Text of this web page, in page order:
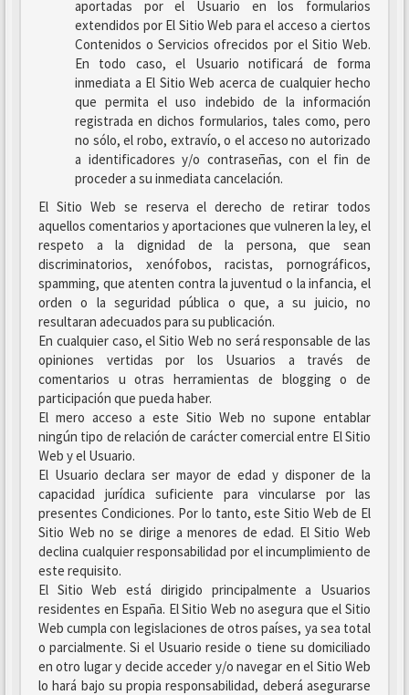
aportadas por el Usuario en los formularios
extendidos por El Sitio Web para el acceso a ciertos
Contenidos o Servicios ofrecidos por el Sitio Web.
En todo caso, el Usuario notificará de forma
inmediata a El Sitio Web acerca de cualquier hecho
que permita el uso indebido de la información
registrada en dichos formularios, tales como, pero
no sólo, el robo, extravío, o el acceso no autorizado
a identificadores y/o contraseñas, con el fin de
proceder a su inmediata cancelación.
El Sitio Web se reserva el derecho de retirar todos
aquellos comentarios y aportaciones que vulneren la ley, el
respeto a la dignidad de la persona, que sean
discriminatorios, xenófobos, racistas, pornográficos,
spamming, que atenten contra la juventud o la infancia, el
orden o la seguridad pública o que, a su juicio, no
resultaran adecuados para su publicación.
En cualquier caso, el Sitio Web no será responsable de las
opiniones vertidas por los Usuarios a través de
comentarios u otras herramientas de blogging o de
participación que pueda haber.
El mero acceso a este Sitio Web no supone entablar
ningún tipo de relación de carácter comercial entre El Sitio
Web y el Usuario.
El Usuario declara ser mayor de edad y disponer de la
capacidad jurídica suficiente para vincularse por las
presentes Condiciones. Por lo tanto, este Sitio Web de El
Sitio Web no se dirige a menores de edad. El Sitio Web
declina cualquier responsabilidad por el incumplimiento de
este requisito.
El Sitio Web está dirigido principalmente a Usuarios
residentes en España. El Sitio Web no asegura que el Sitio
Web cumpla con legislaciones de otros países, ya sea total
o parcialmente. Si el Usuario reside o tiene su domiciliado
en otro lugar y decide acceder y/o navegar en el Sitio Web
lo hará bajo su propia responsabilidad, deberá asegurarse